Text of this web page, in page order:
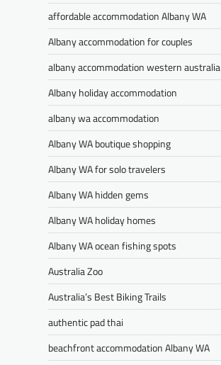
affordable accommodation Albany WA
Albany accommodation for couples
albany accommodation western australia
Albany holiday accommodation
albany wa accommodation
Albany WA boutique shopping
Albany WA for solo travelers
Albany WA hidden gems
Albany WA holiday homes
Albany WA ocean fishing spots
Australia Zoo
Australia’s Best Biking Trails
authentic pad thai
beachfront accommodation Albany WA